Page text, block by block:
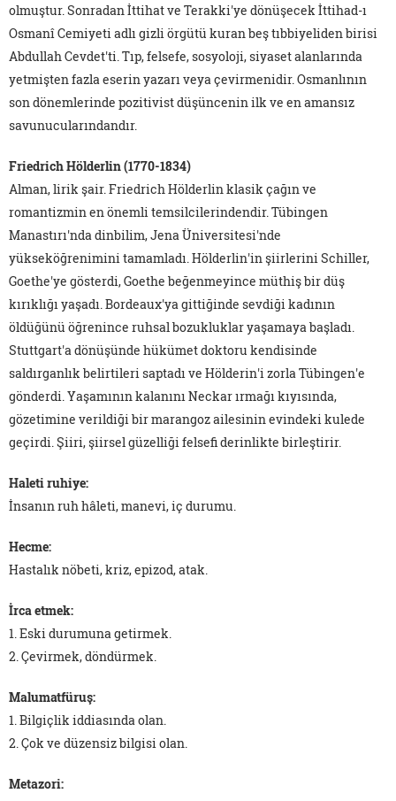
olmuştur. Sonradan İttihat ve Terakki'ye dönüşecek İttihad-ı
Osmanî Cemiyeti adlı gizli örgütü kuran beş tıbbiyeliden birisi
Abdullah Cevdet'ti. Tıp, felsefe, sosyoloji, siyaset alanlarında
yetmişten fazla eserin yazarı veya çevirmenidir. Osmanlının
son dönemlerinde pozitivist düşüncenin ilk ve en amansız
savunucularındandır.
Friedrich Hölderlin (1770-1834)
Alman, lirik şair. Friedrich Hölderlin klasik çağın ve
romantizmin en önemli temsilcilerindendir. Tübingen
Manastırı'nda dinbilim, Jena Üniversitesi'nde
yükseköğrenimini tamamladı. Hölderlin'in şiirlerini Schiller,
Goethe'ye gösterdi, Goethe beğenmeyince müthiş bir düş
kırıklığı yaşadı. Bordeaux'ya gittiğinde sevdiği kadının
öldüğünü öğrenince ruhsal bozukluklar yaşamaya başladı.
Stuttgart'a dönüşünde hükümet doktoru kendisinde
saldırganlık belirtileri saptadı ve Hölderin'i zorla Tübingen'e
gönderdi. Yaşamının kalanını Neckar ırmağı kıyısında,
gözetimine verildiği bir marangoz ailesinin evindeki kulede
geçirdi. Şiiri, şiirsel güzelliği felsefi derinlikte birleştirir.
Haleti ruhiye:
İnsanın ruh hâleti, manevi, iç durumu.
Hecme:
Hastalık nöbeti, kriz, epizod, atak.
İrca etmek:
1. Eski durumuna getirmek.
2. Çevirmek, döndürmek.
Malumatfüruş:
1. Bilgiçlik iddiasında olan.
2. Çok ve düzensiz bilgisi olan.
Metazori: